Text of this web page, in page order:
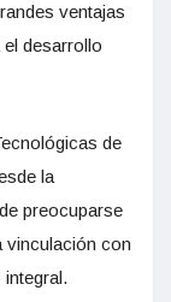
ventajas
desarrollo
de
la
preocuparse
vinculación con